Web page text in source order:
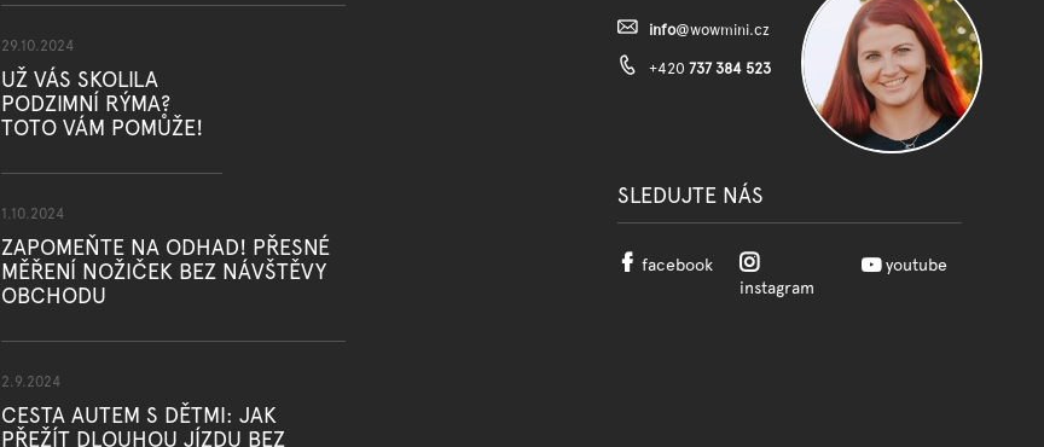
29.10.2024
UŽ VÁS SKOLILA
PODZIMNÍ RÝMA?
TOTO VÁM POMŮŽE!
1.10.2024
ZAPOMEŇTE NA ODHAD! PŘESNÉ
MĚŘENÍ NOŽIČEK BEZ NÁVŠTĚVY
OBCHODU
2.9.2024
CESTA AUTEM S DĚTMI: JAK
PŘEŽÍT DLOUHOU JÍZDU BEZ
info@wowmini.cz
+420 737 384 523
SLEDUJTE NÁS
facebook
instagram
youtube